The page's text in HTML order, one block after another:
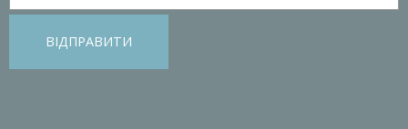
ВІДПРАВИТИ